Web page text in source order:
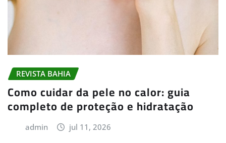
REVISTA BAHIA
Como cuidar da pele no calor: guia
completo de proteção e hidratação
admin jul 11, 2026